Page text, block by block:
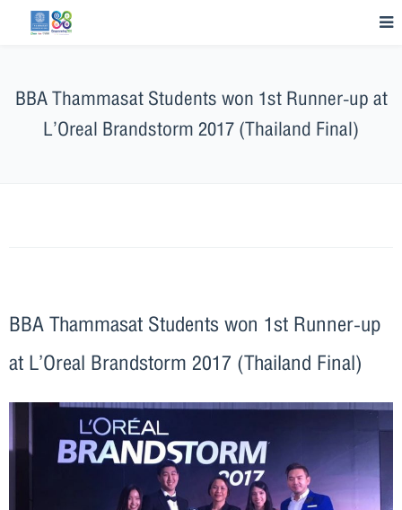
BBA Thammasat Students won 1st Runner-up at
L’Oreal Brandstorm 2017 (Thailand Final)
BBA Thammasat Students won 1st Runner-up
at L’Oreal Brandstorm 2017 (Thailand Final)